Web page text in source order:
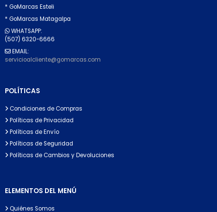
* GoMarcas Esteli
* GoMarcas Matagalpa
WHATSAPP:
(507) 6320-6666
EMAIL:
servicioalcliente@gomarcas.com
POLÍTICAS
Condiciones de Compras
Políticas de Privacidad
Políticas de Envío
Políticas de Seguridad
Políticas de Cambios y Devoluciones
ELEMENTOS DEL MENÚ
Quiénes Somos